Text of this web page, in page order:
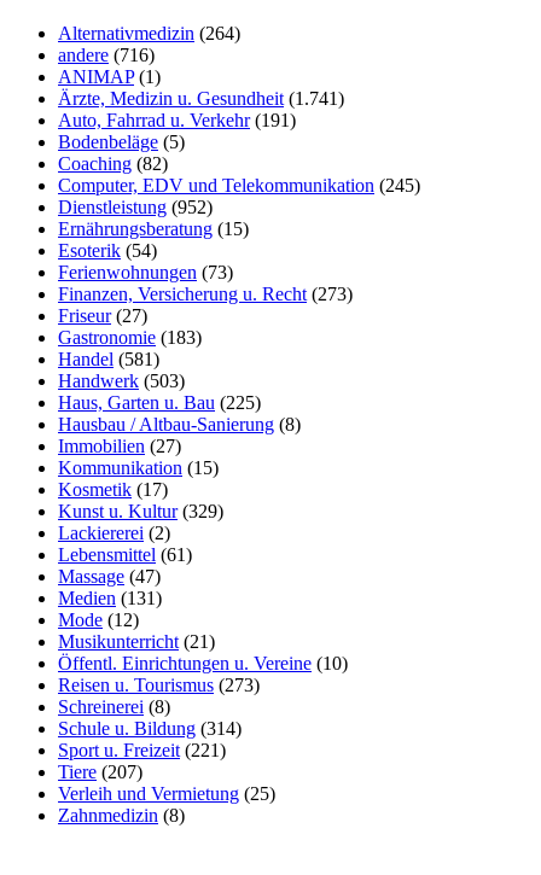
Alternativmedizin (264)
andere (716)
ANIMAP(1)
Ärzte, Medizin u. Gesundheit (1.741)
Auto, Fahrrad u. Verkehr(191)
Bodenbeläge (5)
Coaching (82)
Computer, EDV und Telekommunikation (245)
Dienstleistung (952)
Ernährungsberatung (15)
Esoterik (54)
Ferienwohnungen (73)
Finanzen, Versicherung u. Recht (273)
Friseur(27)
Gastronomie (183)
Handel (581)
Handwerk (503)
Haus, Garten u. Bau (225)
Hausbau / Altbau-Sanierung (8)
Immobilien (27)
Kommunikation (15)
Kosmetik (17)
Kunst u. Kultur(329)
Lackiererei (2)
Lebensmittel (61)
Massage (47)
Medien (131)
Mode (12)
Musikunterricht (21)
Öffentl. Einrichtungen u. Vereine (10)
Reisen u. Tourismus (273)
Schreinerei (8)
Schule u. Bildung (314)
Sport u. Freizeit (221)
Tiere (207)
Verleih und Vermietung (25)
Zahnmedizin (8)